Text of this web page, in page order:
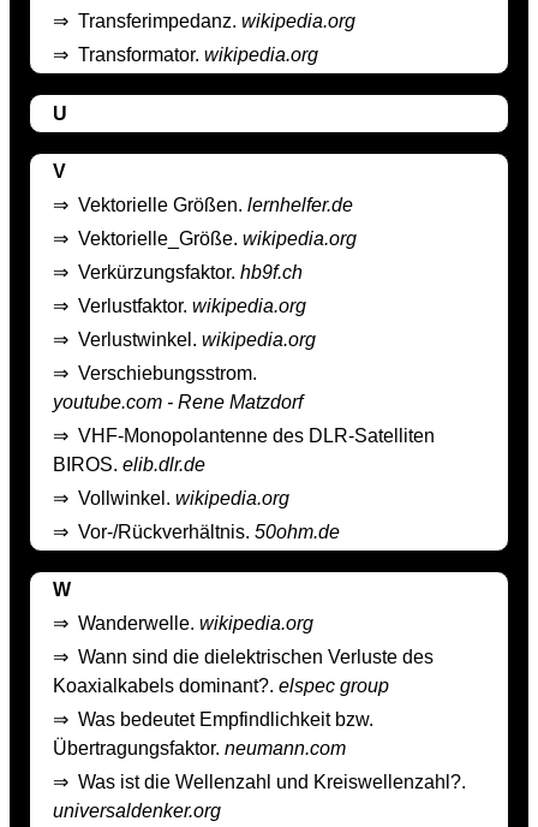
⇒ Transferimpedanz. wikipedia.org
⇒ Transformator. wikipedia.org
U
V
⇒ Vektorielle Größen. lernhelfer.de
⇒ Vektorielle_Größe. wikipedia.org
⇒ Verkürzungsfaktor. hb9f.ch
⇒ Verlustfaktor. wikipedia.org
⇒ Verlustwinkel. wikipedia.org
⇒ Verschiebungsstrom.
youtube.com - Rene Matzdorf
⇒ VHF-Monopolantenne des DLR-Satelliten
BIROS. elib.dlr.de
⇒ Vollwinkel. wikipedia.org
⇒ Vor-/Rückverhältnis. 50ohm.de
W
⇒ Wanderwelle. wikipedia.org
⇒ Wann sind die dielektrischen Verluste des
Koaxialkabels dominant?. elspec group
⇒ Was bedeutet Empfindlichkeit bzw.
Übertragungsfaktor. neumann.com
⇒ Was ist die Wellenzahl und Kreiswellenzahl?.
universaldenker.org